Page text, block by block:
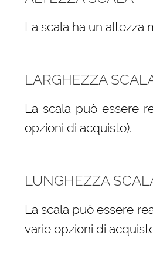
La scala ha un altezza
LARGHEZZA
La scala può essere
opzioni di acquisto).
LUNGHEZZA
La scala può essere
varie opzioni di